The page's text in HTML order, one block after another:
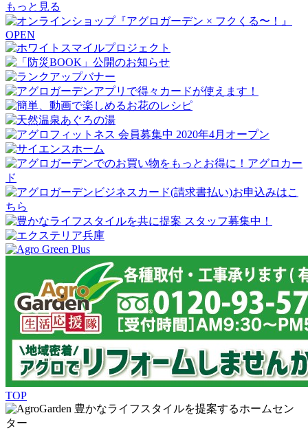
もっと見る
TOP
豊かなライフスタイルを提案するホームセン
ター